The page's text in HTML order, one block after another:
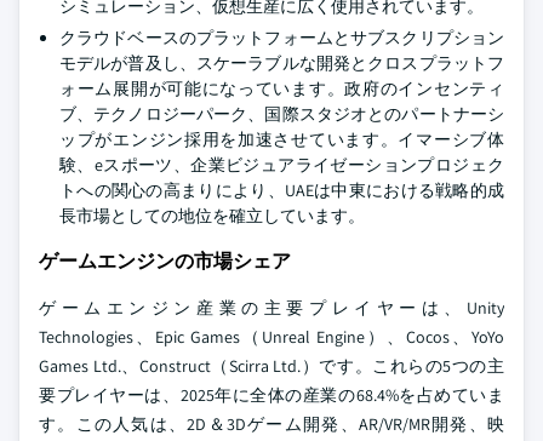
シミュレーション、仮想生産に広く使用されています。
クラウドベースのプラットフォームとサブスクリプション
モデルが普及し、スケーラブルな開発とクロスプラットフ
ォーム展開が可能になっています。政府のインセンティ
ブ、テクノロジーパーク、国際スタジオとのパートナーシ
ップがエンジン採用を加速させています。イマーシブ体
験、eスポーツ、企業ビジュアライゼーションプロジェク
トへの関心の高まりにより、UAEは中東における戦略的成
長市場としての地位を確立しています。
ゲームエンジンの市場シェア
ゲームエンジン産業の主要プレイヤーは、Unity
Technologies、Epic Games（Unreal Engine）、Cocos、YoYo
Games Ltd.、Construct（Scirra Ltd.）です。これらの5つの主
要プレイヤーは、2025年に全体の産業の68.4%を占めていま
す。この人気は、2D＆3Dゲーム開発、AR/VR/MR開発、映